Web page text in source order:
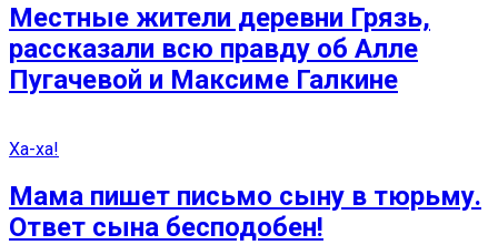
Местные жители деревни Грязь,
рассказали всю правду об Алле
Пугачевой и Максиме Галкине
Ха-ха!
Мама пишет письмо сыну в тюрьму.
Ответ сына бесподобен!